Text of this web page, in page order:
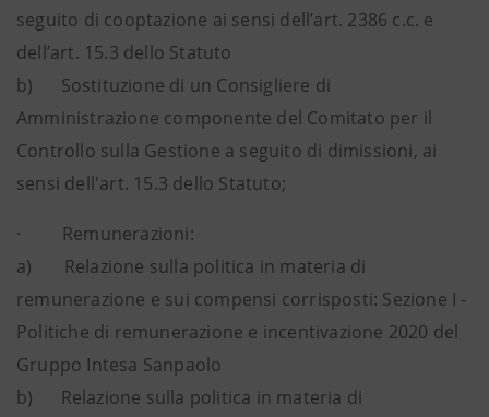
seguito di cooptazione ai sensi dell’art. 2386 c.c. e
dell’art. 15.3 dello Statuto
b) Sostituzione di un Consigliere di
Amministrazione componente del Comitato per il
Controllo sulla Gestione a seguito di dimissioni, ai
sensi dell'art. 15.3 dello Statuto;
· Remunerazioni:
a) Relazione sulla politica in materia di
remunerazione e sui compensi corrisposti: Sezione I -
Politiche di remunerazione e incentivazione 2020 del
Gruppo Intesa Sanpaolo
b) Relazione sulla politica in materia di